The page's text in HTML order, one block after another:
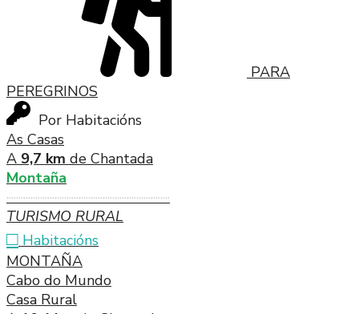
PARA
PEREGRINOS
Por Habitacións
As Casas
A 9,7 km de Chantada
Montaña
····································································
TURISMO RURAL
□ Habitacións
MONTAÑA
Cabo do Mundo
Casa Rural